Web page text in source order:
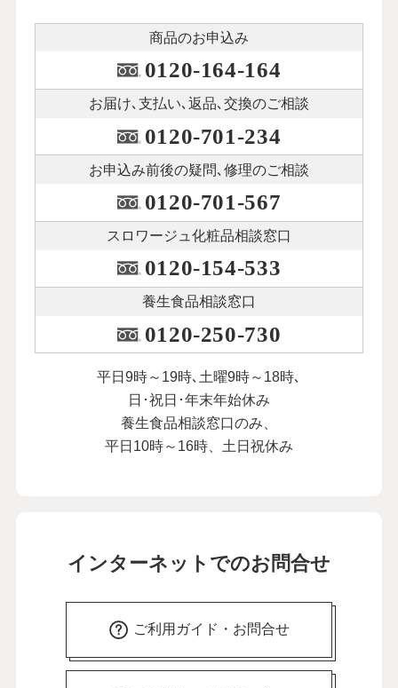
商品のお申込み
0120-164-164
お届け､支払い､ 返品､交換のご相談
0120-701-234
お申込み前後の疑問､修理のご相談
0120-701-567
スロワージュ化粧品相談窓口
0120-154-533
養生食品相談窓口
0120-250-730
平日9時～19時､土曜9時～18時､
日･祝日･年末年始休み
養生食品相談窓口のみ、
平日10時～16時、土日祝休み
インターネットでのお問合せ
ご利用ガイド・お問合せ